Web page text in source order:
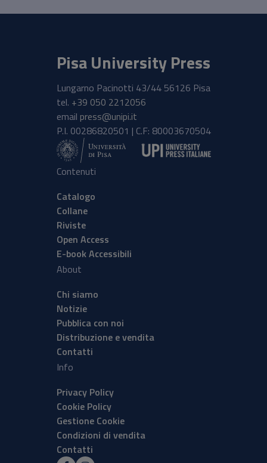
Pisa University Press
Lungarno Pacinotti 43/44 56126 Pisa
tel. +39 050 2212056
email press@unipi.it
P.I. 00286820501 | C.F: 80003670504
Contenuti
Catalogo
Collane
Riviste
Open Access
E-book Accessibili
About
Chi siamo
Notizie
Pubblica con noi
Distribuzione e vendita
Contatti
Info
Privacy Policy
Cookie Policy
Gestione Cookie
Condizioni di vendita
Contatti